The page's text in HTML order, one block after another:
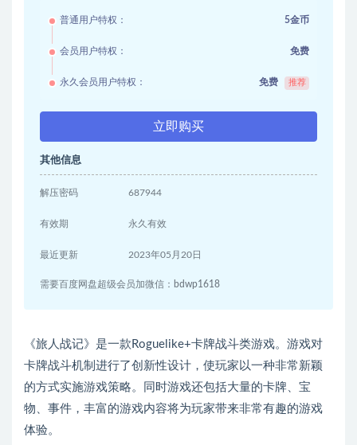
普通用户特权： 5金币
会员用户特权： 免费
永久会员用户特权： 免费 推荐
立即购买
其他信息
解压密码 687944
有效期 永久有效
最近更新 2023年05月20日
需要百度网盘超级会员加微信：bdwp1618
《旅人战记》是一款Roguelike+卡牌战斗类游戏。游戏对
卡牌战斗机制进行了创新性设计，使玩家以一种非常新颖
的方式实施游戏策略。同时游戏还包括大量的卡牌、宝
物、事件，丰富的游戏内容将为玩家带来非常有趣的游戏
体验。